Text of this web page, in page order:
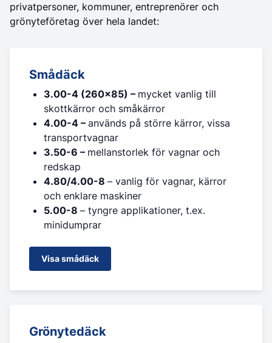
privatpersoner, kommuner, entreprenörer och
grönyteföretag över hela landet:
Smådäck
3.00-4 (260x85) – mycket vanlig till
skottkärror och småkärror
4.00-4 – används på större kärror, vissa
transportvagnar
3.50-6 – mellanstorlek för vagnar och
redskap
4.80/4.00-8 – vanlig för vagnar, kärror
och enklare maskiner
5.00-8 – tyngre applikationer, t.ex.
minidumprar
Visa smådäck
Grönytedäck